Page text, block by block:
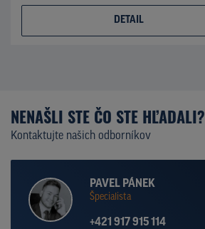
DETAIL
NENAŠLI STE ČO STE HĽADALI?
Kontaktujte našich odborníkov
PAVEL PÁNEK
Špecialista
+421 917 915 114